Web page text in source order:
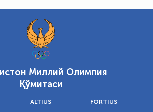
Миллий Олимпия
Қўмитаси
ALTIUS FORTIUS